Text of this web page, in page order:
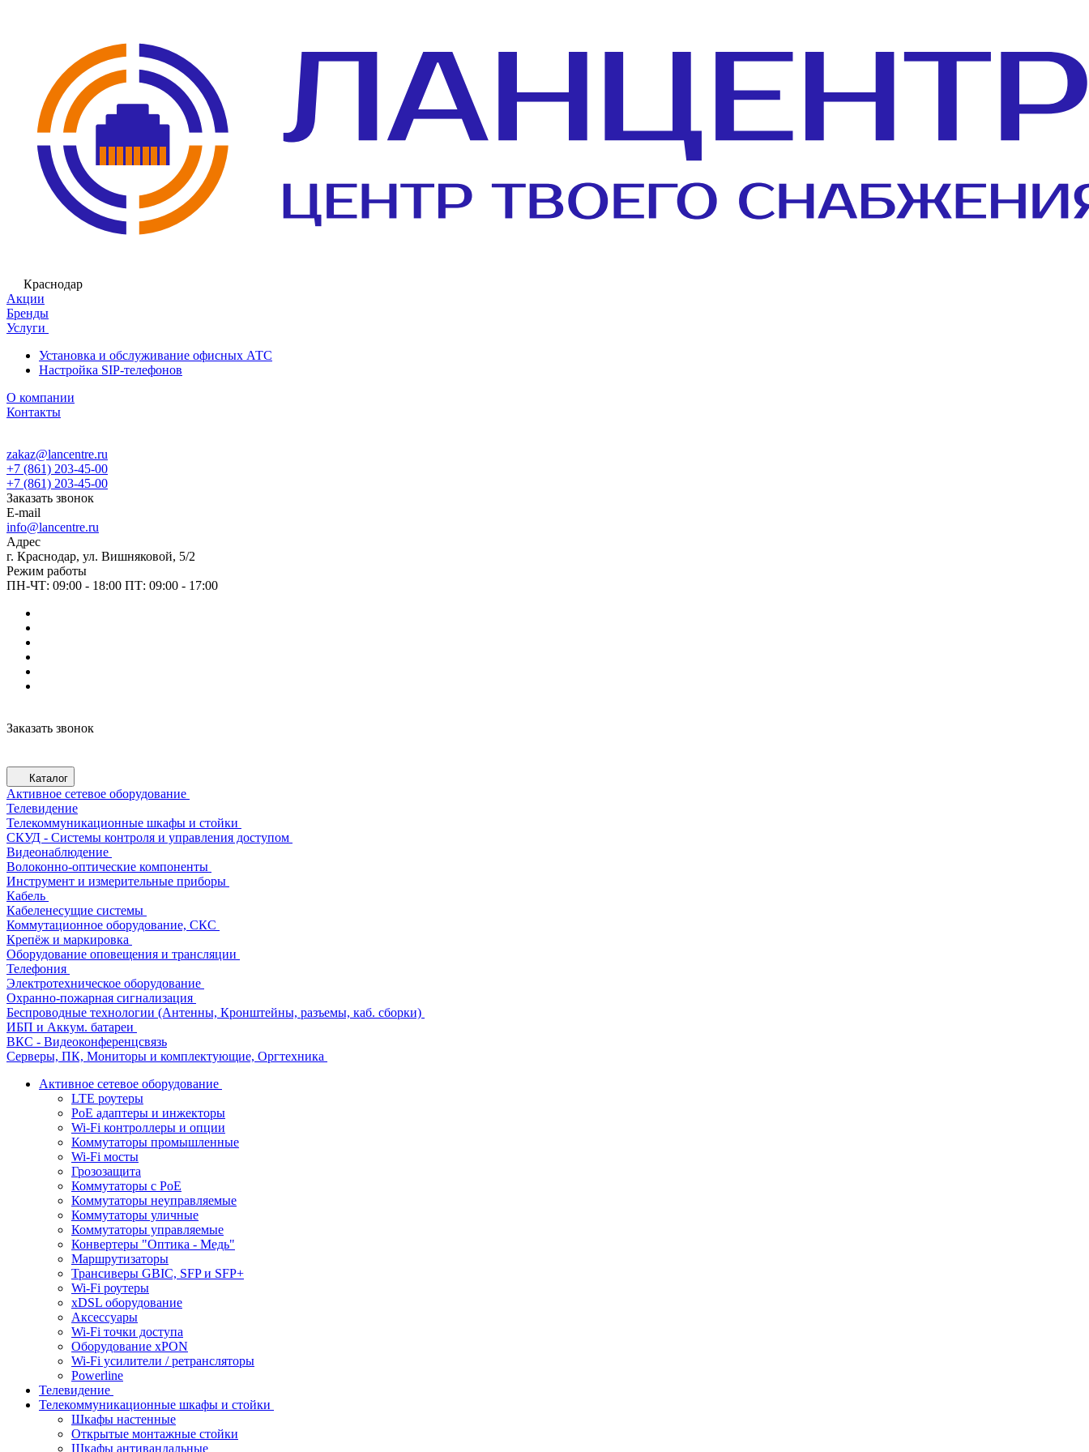
Краснодар
Акции
Бренды
Услуги
Установка и обслуживание офисных АТС
Настройка SIP-телефонов
О компании
Контакты
zakaz@lancentre.ru
+7 (861) 203-45-00
+7 (861) 203-45-00
Заказать звонок
E-mail
info@lancentre.ru
Адрес
г. Краснодар, ул. Вишняковой, 5/2
Режим работы
ПН-ЧТ: 09:00 - 18:00 ПТ: 09:00 - 17:00
Заказать звонок
Каталог
Активное сетевое оборудование
Телевидение
Телекоммуникационные шкафы и стойки
СКУД - Системы контроля и управления доступом
Видеонаблюдение
Волоконно-оптические компоненты
Инструмент и измерительные приборы
Кабель
Кабеленесущие системы
Коммутационное оборудование, СКС
Крепёж и маркировка
Оборудование оповещения и трансляции
Телефония
Электротехническое оборудование
Охранно-пожарная сигнализация
Беспроводные технологии (Антенны, Кронштейны, разъемы, каб. сборки)
ИБП и Аккум. батареи
ВКС - Видеоконференцсвязь
Серверы, ПК, Мониторы и комплектующие, Оргтехника
Активное сетевое оборудование
LTE роутеры
PoE адаптеры и инжекторы
Wi-Fi контроллеры и опции
Коммутаторы промышленные
Wi-Fi мосты
Грозозащита
Коммутаторы c PoE
Коммутаторы неуправляемые
Коммутаторы уличные
Коммутаторы управляемые
Конвертеры "Оптика - Медь"
Маршрутизаторы
Трансиверы GBIC, SFP и SFP+
Wi-Fi роутеры
xDSL оборудование
Аксессуары
Wi-Fi точки доступа
Оборудование хPON
Wi-Fi усилители / ретрансляторы
Powerline
Телевидение
Телекоммуникационные шкафы и стойки
Шкафы настенные
Открытые монтажные стойки
Шкафы антивандальные